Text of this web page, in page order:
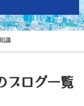
識
ブログ一覧